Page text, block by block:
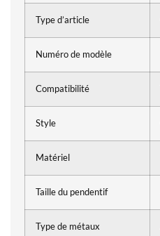
Type d’article
Numéro de modèle
Compatibilité
Style
Matériel
Taille du pendentif
Type de métaux